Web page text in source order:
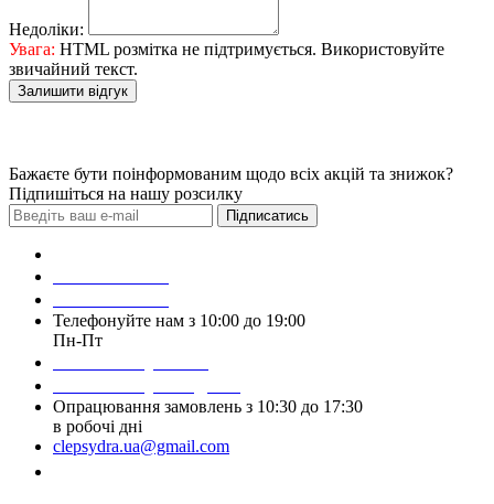
Недоліки:
Увага: HTML розмітка не підтримується. Використовуйте
звичайний текст.
Залишити відгук
Бажаєте бути поінформованим щодо всіх акцій та знижок?
Підпишіться на нашу розсилку
Підписатись
Телефонуйте нам з 10:00 до 19:00
Пн-Пт
Опрацювання замовлень з 10:30 до 17:30
в робочі дні
clepsydra.ua@gmail.com